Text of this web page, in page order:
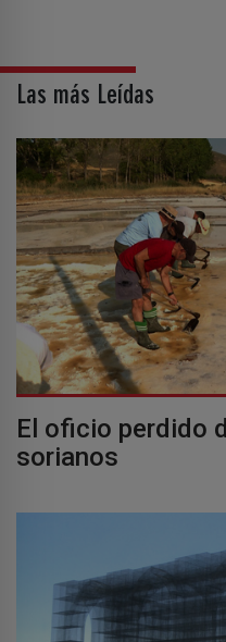
Las más Leídas
El oficio perdido
sorianos